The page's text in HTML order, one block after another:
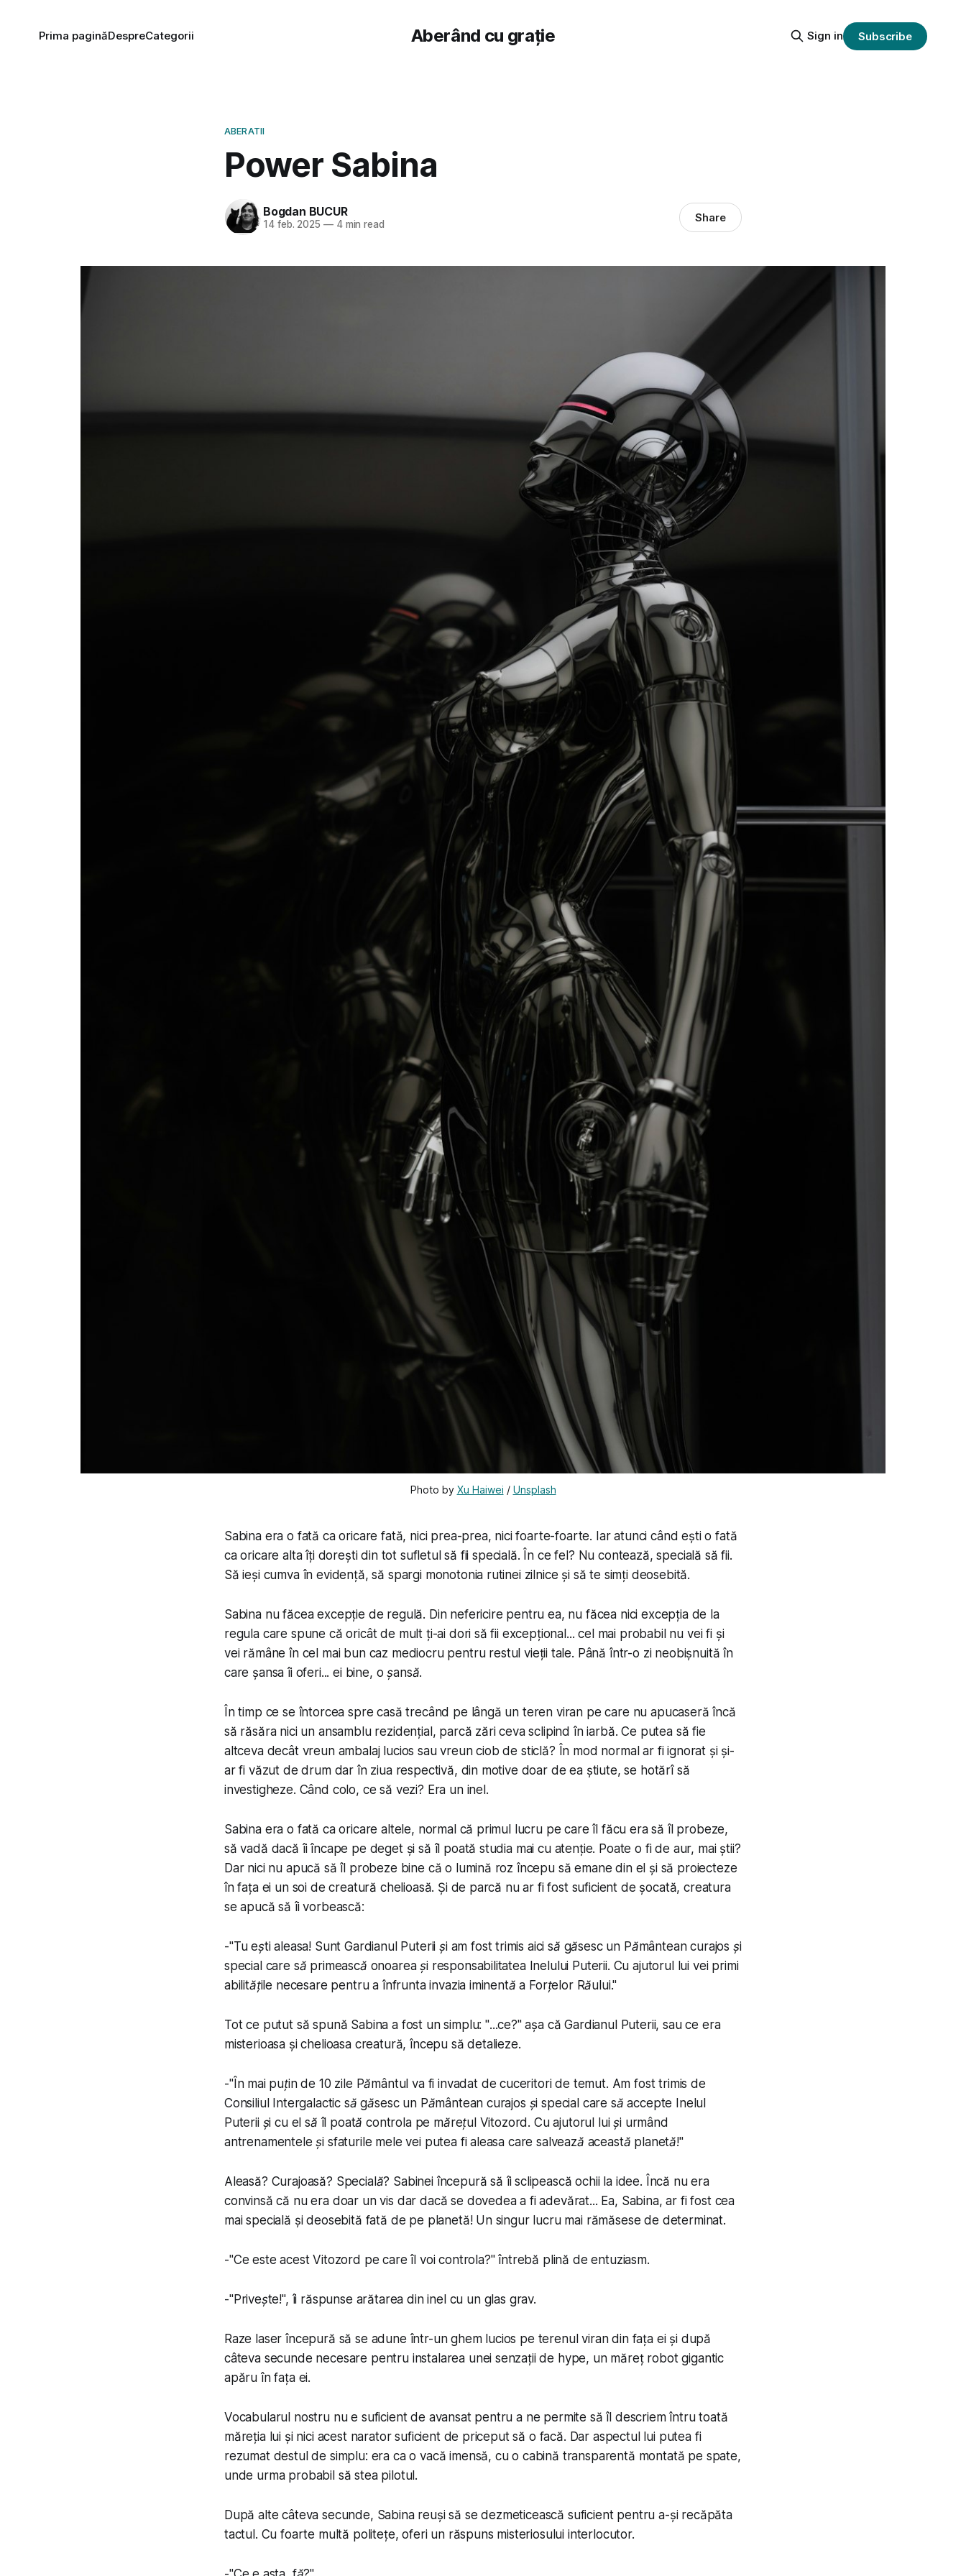
Aberând cu grație
Prima paginăDespreCategorii Sign in Subscribe
ABERATII
Power Sabina
Bogdan BUCUR
14 feb. 2025 —4 min read Share
Photo by Xu Haiwei / Unsplash
Sabina era o fată ca oricare fată, nici prea-prea, nici foarte-foarte. Iar atunci când ești o fată
ca oricare alta îți dorești din tot sufletul să fii specială. În ce fel? Nu contează, specială să fii.
Să ieși cumva în evidență, să spargi monotonia rutinei zilnice și să te simți deosebită.
Sabina nu făcea excepție de regulă. Din nefericire pentru ea, nu făcea nici excepția de la
regula care spune că oricât de mult ți-ai dori să fii excepțional... cel mai probabil nu vei fi și
vei rămâneîn cel mai bun caz mediocru pentru restul vieții tale. Până într-o zi neobișnuită în
care șansa îi oferi... ei bine, o șansă.
În timp ce se întorcea spre casă trecând pe lângă un teren viran pe care nu apucaseră încă
să răsăra nici un ansamblu rezidențial, parcă zări ceva sclipind în iarbă. Ce putea să fie
altceva decât vreun ambalaj lucios sau vreun ciob de sticlă? În mod normal ar fi ignorat și și-
ar fi văzut de drum dar în ziua respectivă, din motive doar de ea știute, se hotărî să
investigheze. Când colo, ce să vezi? Era un inel.
Sabina era o fată ca oricare altele, normal că primul lucru pe care îl făcu era să îl probeze,
să vadă dacă îi încape pe deget și să îl poată studia mai cu atenție. Poate o fi de aur, mai știi?
Dar nici nu apucă să îl probeze bine că o lumină roz începu să emane din el și să proiecteze
în fața ei un soi de creatură chelioasă. Și de parcă nu ar fi fost suficient de șocată, creatura
se apucă să îi vorbească:
-"Tu ești aleasa! Sunt Gardianul Puterii și am fost trimis aici să găsesc un Pământean curajos și
special care să primească onoarea și responsabilitatea Inelului Puterii. Cu ajutorul lui vei primi
abilitățile necesare pentru a înfrunta invazia iminentă a Forțelor Răului."
Tot ce putut să spună Sabina a fost un simplu: "...ce?" așa că Gardianul Puterii, sau ce era
misterioasa și chelioasa creatură, începu să detalieze.
-"În mai puțin de 10 zile Pământul va fi invadat de cuceritori de temut. Am fost trimis de
Consiliul Intergalactic să găsesc un Pământean curajos și special care să accepte Inelul
Puterii și cu el să îl poată controla pe mărețul Vitozord. Cu ajutorul lui și urmând
antrenamentele și sfaturile mele vei putea fi aleasa care salvează această planetă!"
Aleasă? Curajoasă? Specială? Sabinei începură să îi sclipească ochii la idee. Încă nu era
convinsă că nu era doar un vis dar dacă se dovedea a fi adevărat... Ea, Sabina, ar fi fost cea
mai specială și deosebită fată de pe planetă! Un singur lucru mai rămăsese de determinat.
-"Ce este acest Vitozord pe care îl voi controla?" întrebă plină de entuziasm.
-"Privește!", îi răspunse arătarea din inel cu un glas grav.
Raze laser începură să se adune într-un ghem lucios pe terenul viran din fața ei și după
câteva secunde necesare pentru instalarea unei senzații de hype, un măreț robot gigantic
apăru în fața ei.
Vocabularul nostru nu e suficient de avansat pentru a ne permite să îl descriem întru toată
măreția lui și nici acest narator suficient de priceput să o facă. Dar aspectul lui putea fi
rezumat destul de simplu: era ca o vacă imensă, cu o cabină transparentă montată pe spate,
unde urma probabil să stea pilotul.
După alte câteva secunde, Sabina reuși să se dezmeticească suficient pentru a-și recăpăta
tactul. Cu foarte multă politețe, oferi un răspuns misteriosului interlocutor.